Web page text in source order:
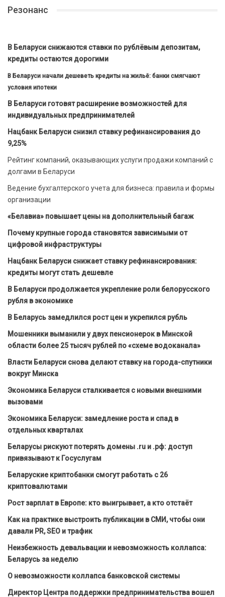
Резонанс
В Беларуси снижаются ставки по рублёвым депозитам,
кредиты остаются дорогими
В Беларуси начали дешеветь кредиты на жильё: банки смягчают
условия ипотеки
В Беларуси готовят расширение возможностей для
индивидуальных предпринимателей
Нацбанк Беларуси снизил ставку рефинансирования до
9,25%
Рейтинг компаний, оказывающих услуги продажи компаний с
долгами в Беларуси
Ведение бухгалтерского учета для бизнеса: правила и формы
организации
«Белавиа» повышает цены на дополнительный багаж
Почему крупные города становятся зависимыми от
цифровой инфраструктуры
Нацбанк Беларуси снижает ставку рефинансирования:
кредиты могут стать дешевле
В Беларуси продолжается укрепление роли белорусского
рубля в экономике
В Беларусь замедлился рост цен и укрепился рубль
Мошенники выманили у двух пенсионерок в Минской
области более 25 тысяч рублей по «схеме водоканала»
Власти Беларуси снова делают ставку на города-спутники
вокруг Минска
Экономика Беларуси сталкивается с новыми внешними
вызовами
Экономика Беларуси: замедление роста и спад в
отдельных кварталах
Беларусы рискуют потерять домены .ru и .рф: доступ
привязывают к Госуслугам
Беларуские криптобанки смогут работать с 26
криптовалютами
Рост зарплат в Европе: кто выигрывает, а кто отстаёт
Как на практике выстроить публикации в СМИ, чтобы они
давали PR, SEO и трафик
Неизбежность девальвации и невозможность коллапса:
Беларусь за неделю
О невозможности коллапса банковской системы
Директор Центра поддержки предпринимательства вошел